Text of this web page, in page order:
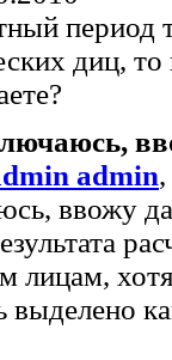
период
диц, то
admin
ввожу
лицам,